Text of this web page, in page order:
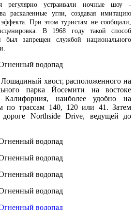
регулярно устраивали ночные шоу -
раскаленные угли , создавая имитацию
При этом туристам не сообщали,
В 1968 году такой способ
был запрещен службой национального
Лошадиный хвост, расположенного на
парка Йосемити на востоке
Калифорния, наиболее удобно на
по трассам 140, 120 или 41. Затем
дороге Northside Drive, ведущей до